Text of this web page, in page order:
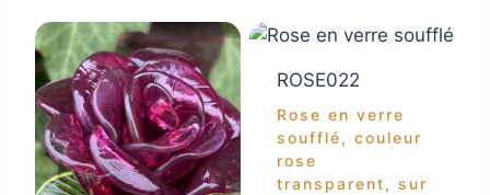
ROSE022
Rose en verre
soufflé, couleur
rose
transparent, sur